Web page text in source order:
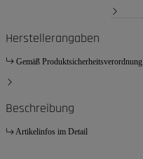
Herstellerangaben
Gemäß Produktsicherheitsverordnung
Beschreibung
Artikelinfos im Detail